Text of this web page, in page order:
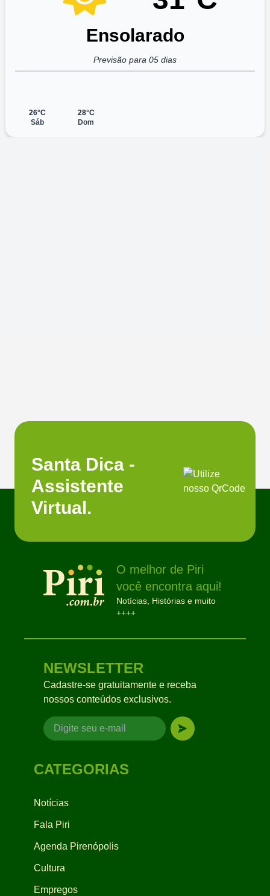
Ensolarado
Previsão para 05 dias
26°C
Sáb
28°C
Dom
Santa Dica -
Assistente
Virtual.
O melhor de Piri
você encontra aqui!
Notícias, Histórias e muito
++++
NEWSLETTER
Cadastre-se gratuitamente e receba
nossos conteúdos exclusivos.
CATEGORIAS
Notícias
Fala Piri
Agenda Pirenópolis
Cultura
Empregos